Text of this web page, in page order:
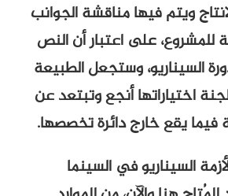
مناقشة الجوانب
اعتبار أن النص
وستجعل الطبيعة
أنجع وتبتعد عن
دائرة تخصصها.
في السينما